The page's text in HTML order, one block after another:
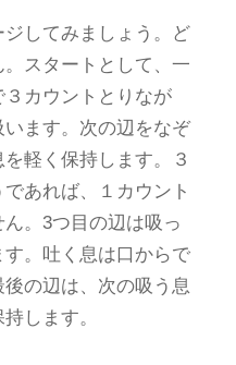
してみましょう。ど
スタートとして、一
カウントとりなが
ます。次の辺をなぞ
軽く保持します。３
あれば、１カウント
。3つ目の辺は吸っ
。吐く息は口からで
の辺は、次の吸う息
します。